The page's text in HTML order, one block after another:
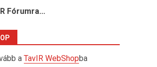
Fórumra...
a TavIR WebShopba